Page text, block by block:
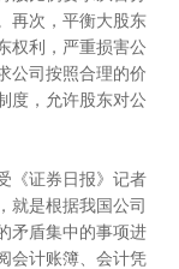
再次，平衡大股东
权利，严重损害公
公司按照合理的价
度，允许股东对公
《证券日报》记者
就是根据我国公司
矛盾集中的事项进
会计账簿、会计凭